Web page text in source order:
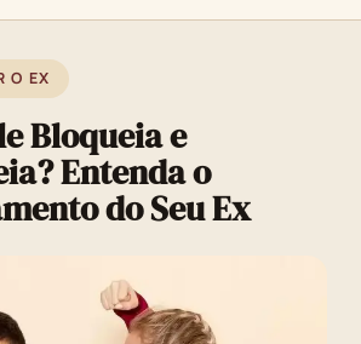
O EX
Bloqueia e
Entenda o
do Seu Ex